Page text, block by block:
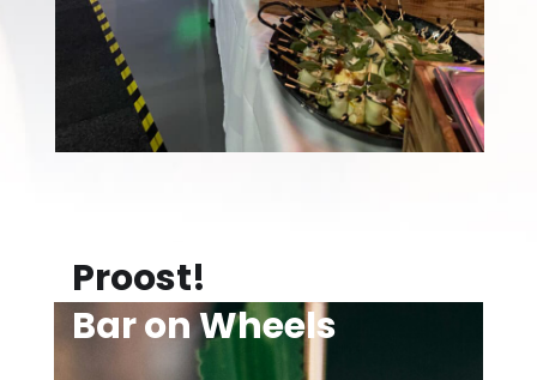
Proost!
Bar on Wheels